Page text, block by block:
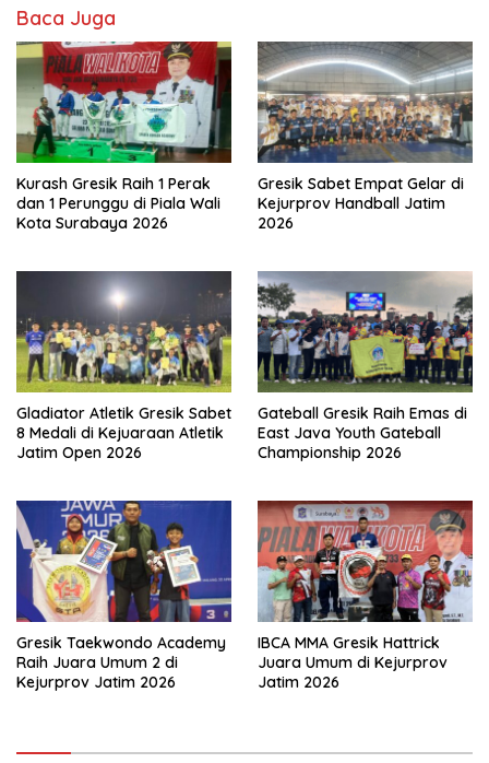
Baca Juga
Kurash Gresik Raih 1 Perak
dan 1 Perunggu di Piala Wali
Kota Surabaya 2026
Gresik Sabet Empat Gelar di
Kejurprov Handball Jatim
2026
Gladiator Atletik Gresik Sabet
8 Medali di Kejuaraan Atletik
Jatim Open 2026
Gateball Gresik Raih Emas di
East Java Youth Gateball
Championship 2026
Gresik Taekwondo Academy
Raih Juara Umum 2 di
Kejurprov Jatim 2026
IBCA MMA Gresik Hattrick
Juara Umum di Kejurprov
Jatim 2026